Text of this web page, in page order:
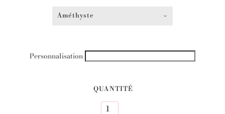
Améthyste
Personnalisation
QUANTITÉ